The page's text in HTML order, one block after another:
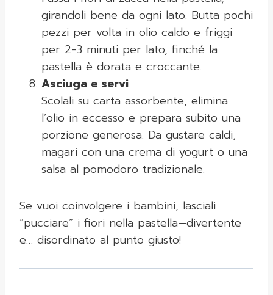
girandoli bene da ogni lato. Butta pochi
pezzi per volta in olio caldo e friggi
per 2-3 minuti per lato, finché la
pastella è dorata e croccante.
Asciuga e servi
Scolali su carta assorbente, elimina
l’olio in eccesso e prepara subito una
porzione generosa. Da gustare caldi,
magari con una crema di yogurt o una
salsa al pomodoro tradizionale.
Se vuoi coinvolgere i bambini, lasciali
“pucciare” i fiori nella pastella—divertente
e… disordinato al punto giusto!